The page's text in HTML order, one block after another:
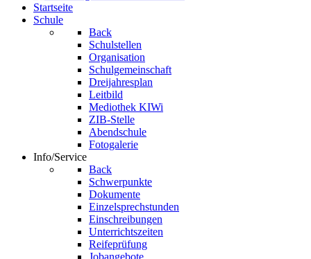
Startseite
Schule
Back
Schulstellen
Organisation
Schulgemeinschaft
Dreijahresplan
Leitbild
Mediothek KIWi
ZIB-Stelle
Abendschule
Fotogalerie
Info/Service
Back
Schwerpunkte
Dokumente
Einzelsprechstunden
Einschreibungen
Unterrichtszeiten
Reifeprüfung
Jobangebote